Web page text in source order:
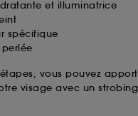
et illuminatrice
spécifique
vous pouvez
visage avec un